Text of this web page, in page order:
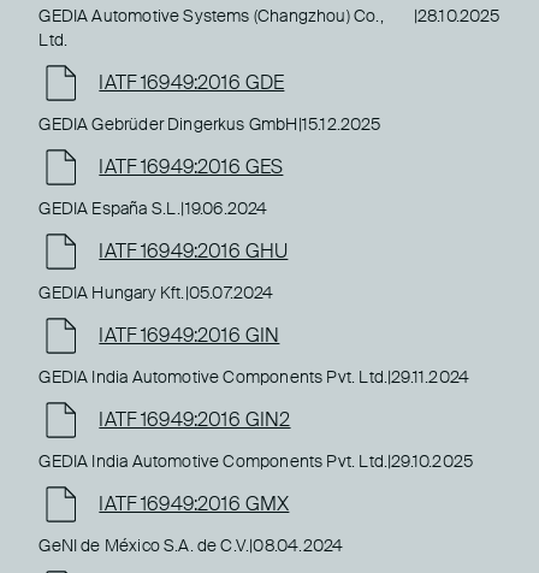
GEDIA Automotive Systems (Changzhou) Co.,
Ltd.
|28.10.2025
IATF 16949:2016 GDE
GEDIA Gebrüder Dingerkus GmbH|15.12.2025
IATF 16949:2016 GES
GEDIA España S.L.|19.06.2024
IATF 16949:2016 GHU
GEDIA Hungary Kft.|05.07.2024
IATF 16949:2016 GIN
GEDIA India Automotive Components Pvt. Ltd.|29.11.2024
IATF 16949:2016 GIN2
GEDIA India Automotive Components Pvt. Ltd.|29.10.2025
IATF 16949:2016 GMX
GeNI de México S.A. de C.V.|08.04.2024